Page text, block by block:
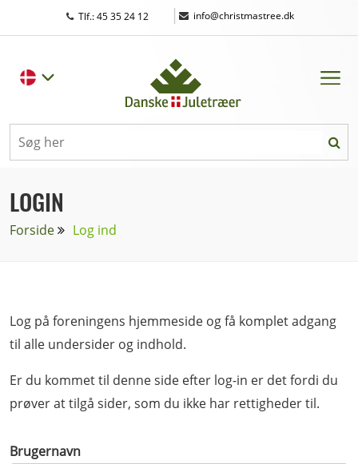
Tlf.: 45 35 24 12 | info@christmastree.dk
LOGIN
Forside Log ind
Log på foreningens hjemmeside og få komplet adgang
til alle undersider og indhold.
Er du kommet til denne side efter log-in er det fordi du
prøver at tilgå sider, som du ikke har rettigheder til.
Brugernavn